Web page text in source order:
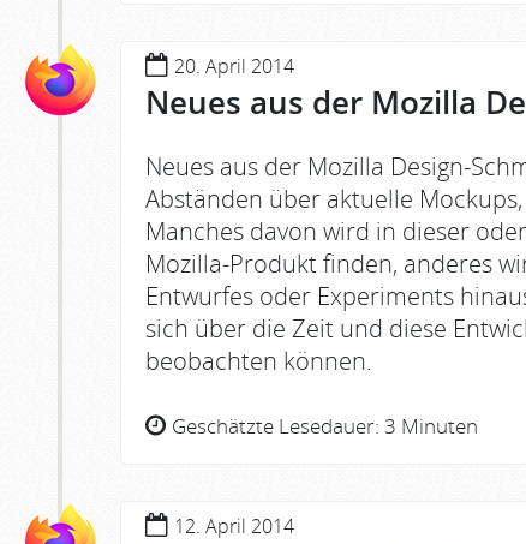
20. April 2014
Neues aus der Mozilla
Neues aus der Mozilla Design-
Abständen über aktuelle
Manches davon wird in dieser
Mozilla-Produkt finden, anderes
Entwurfes oder Experiments
sich über die Zeit und diese
beobachten können.
Geschätzte Lesedauer: 3 Minuten
12. April 2014